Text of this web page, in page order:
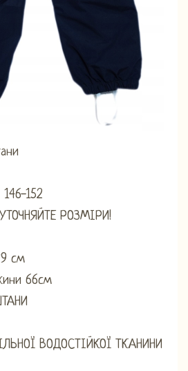
152
РОЗМІРИ!
см
66см
ВОДОСТІЙКОЇ ТКАНИНИ